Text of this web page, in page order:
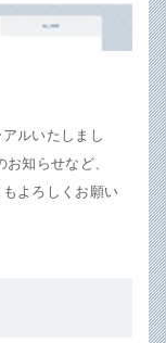
ルいたしまし
知らせなど、
よろしくお願い